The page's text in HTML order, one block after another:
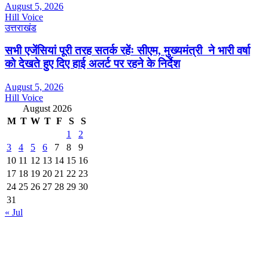
August 5, 2026
Hill Voice
उत्तराखंड
सभी एजेंसियां पूरी तरह सतर्क रहेंः सीएम, मुख्यमंत्री ने भारी वर्षा
को देखते हुए दिए हाई अलर्ट पर रहने के निर्देश
August 5, 2026
Hill Voice
August 2026
M T W T F S
S
1
2
3
4 5 6 7 8
9
10 11 12 13 14 15 16
17 18 19 20 21 22 23
24 25 26 27 28 29 30
31
« Jul